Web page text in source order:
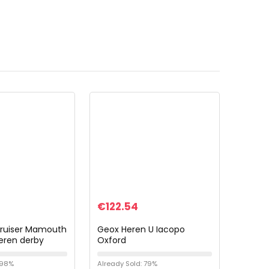
Mamouth
derby
€122.54
Geox Heren U Iacopo
Oxford
Already Sold: 79%